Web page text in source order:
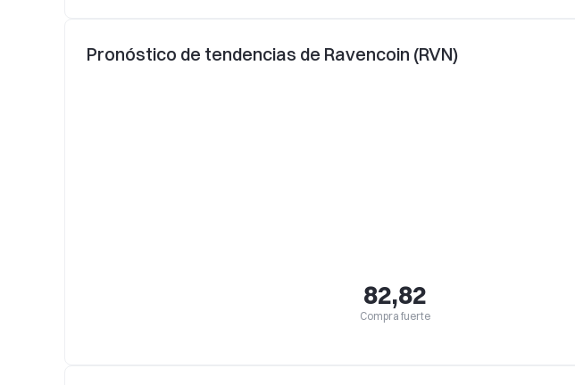
Pronóstico de tendencias de Ravencoin (RVN)
82,82
Compra fuerte